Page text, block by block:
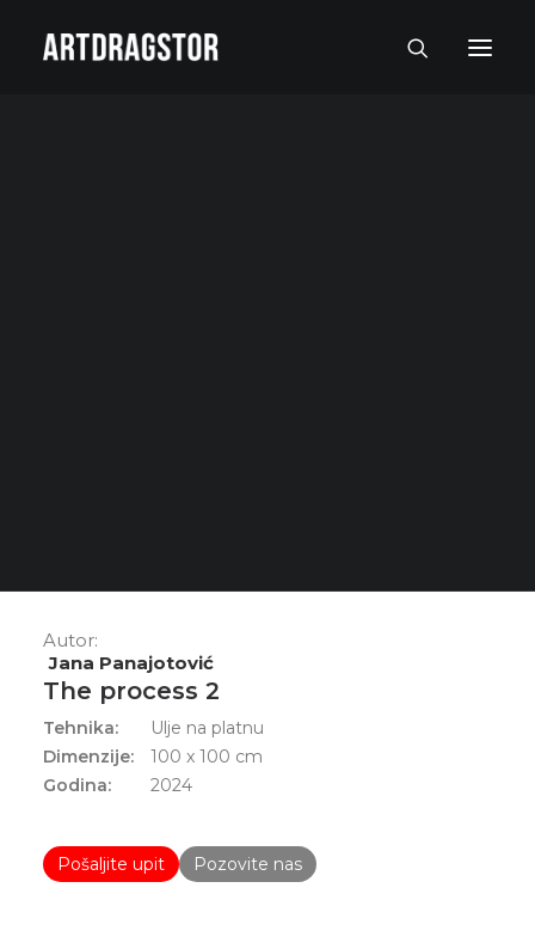
Autor:
Jana Panajotović
The process 2
Tehnika:
Ulje na platnu
Dimenzije:
100 x 100 cm
Godina:
2024
Pošaljite upit Pozovite nas